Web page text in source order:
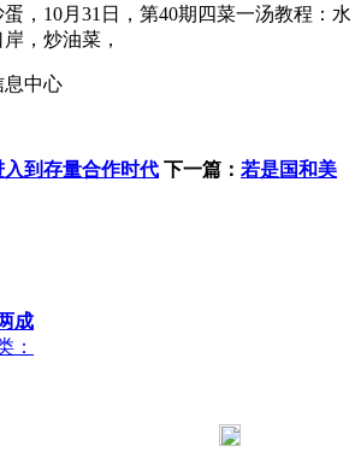
，10月31日，第40期四菜一汤教程：水
，炒油菜，
息中心
入到存量合作时代 下一篇： 若是国和美
成
：